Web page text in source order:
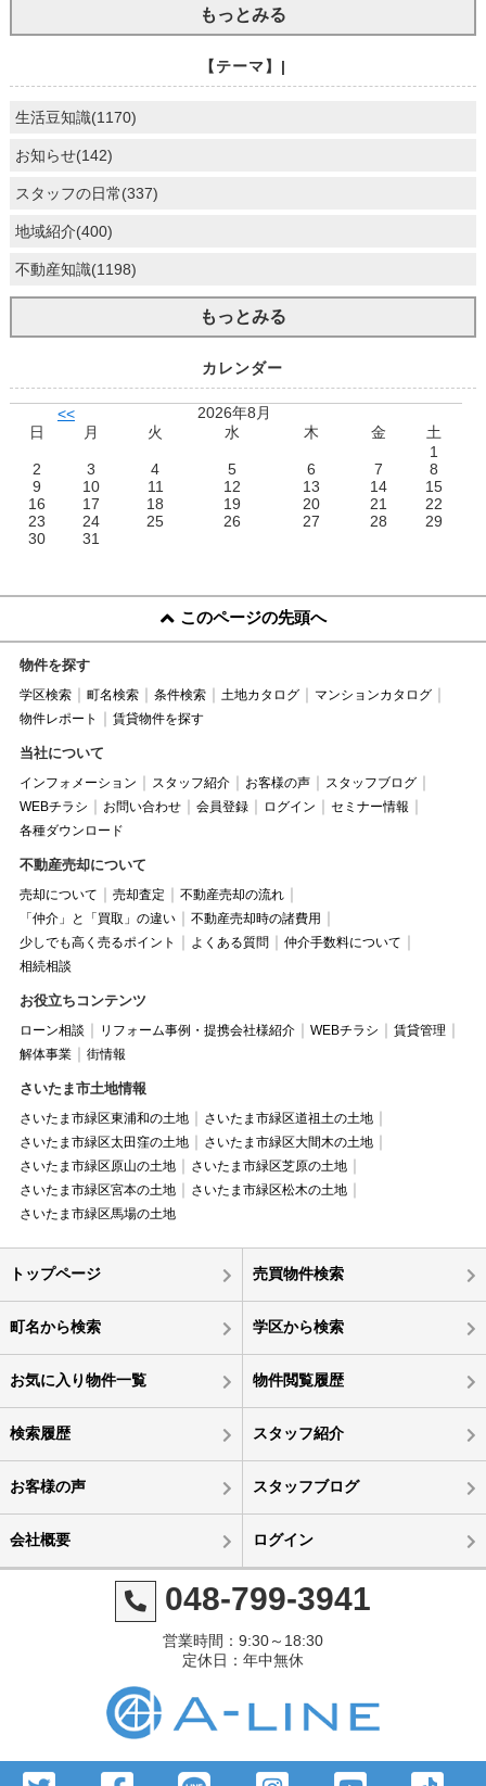
もっとみる
【テーマ】|
生活豆知識(1170)
お知らせ(142)
スタッフの日常(337)
地域紹介(400)
不動産知識(1198)
もっとみる
カレンダー
<<
2026年8月
日
月 火 水 木 金
土
1
2
3 4 5 6 7
8
9
10 11 12 13 14
15
16
17 18 19 20 21
22
23
24 25 26 27 28
29
30
31
このページの先頭へ
物件を探す
学区検索 町名検索 条件検索 土地カタログ
マンションカタログ
物件レポート
賃貸物件を探す
当社について
インフォメーション スタッフ紹介 お客様の声
スタッフブログ
WEBチラシ
お問い合わせ 会員登録 ログイン
セミナー情報
各種ダウンロード
不動産売却について
売却について 売却査定
不動産売却の流れ
「仲介」と「買取」の違い
不動産売却時の諸費用
少しでも高く売るポイント
よくある質問
仲介手数料について
相続相談
お役立ちコンテンツ
ローン相談 リフォーム事例・提携会社様紹介 WEBチラシ
賃貸管理
解体事業
街情報
さいたま市土地情報
さいたま市緑区東浦和の土地
さいたま市緑区道祖土の土地
さいたま市緑区太田窪の土地
さいたま市緑区大間木の土地
さいたま市緑区原山の土地
さいたま市緑区芝原の土地
さいたま市緑区宮本の土地
さいたま市緑区松木の土地
さいたま市緑区馬場の土地
トップページ 売買物件検索
町名から検索 学区から検索
お気に入り物件一覧 物件閲覧履歴
検索履歴 スタッフ紹介
お客様の声 スタッフブログ
会社概要 ログイン
048-799-3941
営業時間：9:30～18:30
定休日：年中無休